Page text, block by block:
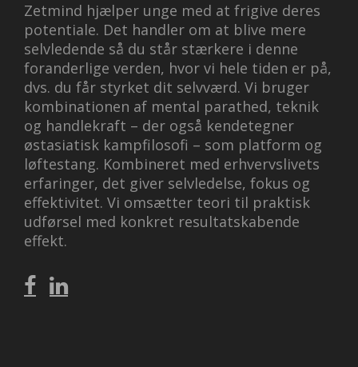
Zetmind hjælper unge med at frigive deres
potentiale. Det handler om at blive mere
selvledende så du står stærkere i denne
foranderlige verden, hvor vi hele tiden er på,
dvs. du får styrket dit selvværd. Vi bruger
kombinationen af mental parathed, teknik
og handlekraft – der også kendetegner
østasiatisk kampfilosofi – som platform og
løftestang. Kombineret med erhvervslivets
erfaringer, det giver selvledelse, fokus og
effektivitet. Vi omsætter teori til praktisk
udførsel med konkret resultatskabende
effekt.